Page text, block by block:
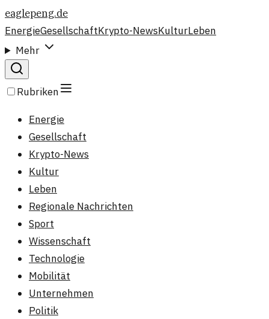
eaglepeng.de
EnergieGesellschaftKrypto-NewsKulturLeben
Mehr
Rubriken
Energie
Gesellschaft
Krypto-News
Kultur
Leben
Regionale Nachrichten
Sport
Wissenschaft
Technologie
Mobilität
Unternehmen
Politik